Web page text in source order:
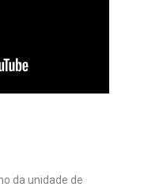
da unidade de